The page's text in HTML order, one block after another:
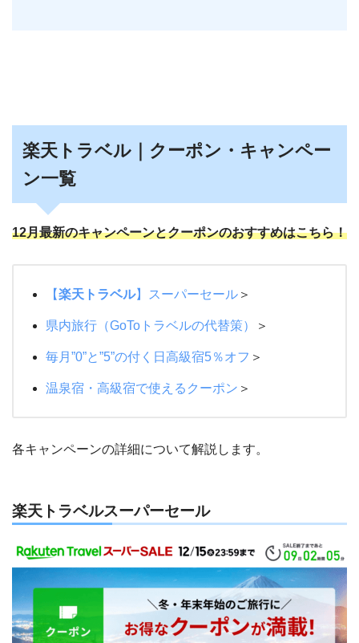
楽天トラベル｜クーポン・キャンペー
ン一覧
12月最新のキャンペーンとクーポンのおすすめはこちら！
【楽天トラベル】スーパーセール ＞
県内旅行（GoToトラベルの代替策） ＞
毎月”0”と”5”の付く日高級宿5％オフ ＞
温泉宿・高級宿で使えるクーポン ＞
各キャンペーンの詳細について解説します。
楽天トラベルスーパーセール